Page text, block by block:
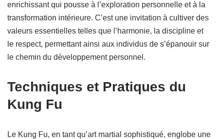
enrichissant qui pousse à l’exploration personnelle et à la
transformation intérieure. C’est une invitation à cultiver des
valeurs essentielles telles que l’harmonie, la discipline et
le respect, permettant ainsi aux individus de s’épanouir sur
le chemin du développement personnel.
Techniques et Pratiques du
Kung Fu
Le Kung Fu, en tant qu’art martial sophistiqué, englobe une